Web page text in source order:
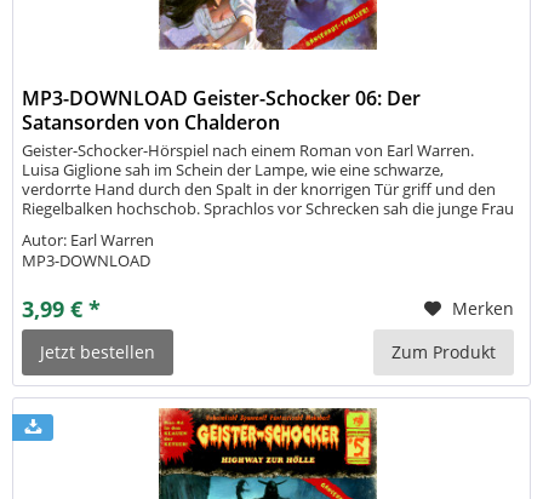
MP3-DOWNLOAD Geister-Schocker 06: Der
Satansorden von Chalderon
Geister-Schocker-Hörspiel nach einem Roman von Earl Warren.
Luisa Giglione sah im Schein der Lampe, wie eine schwarze,
verdorrte Hand durch den Spalt in der knorrigen Tür griff und den
Riegelbalken hochschob. Sprachlos vor Schrecken sah die junge Frau
in...
Autor: Earl Warren
MP3-DOWNLOAD
3,99 € *
Merken
Jetzt bestellen
Zum Produkt